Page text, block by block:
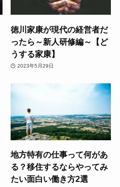
徳川家康が現代の経営者だ
ったら～新人研修編～【ど
うする家康】
2023年5月29日
地方特有の仕事って何があ
る？移住するならやってみ
たい面白い働き方2選